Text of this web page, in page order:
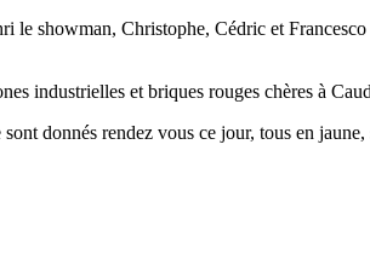
le showman, Christophe, Cédric et
industrielles et briques rouges chères à
donnés rendez vous ce jour, tous en